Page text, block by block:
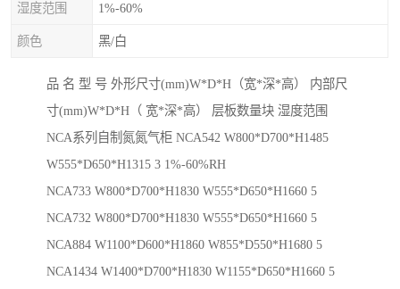
湿度范围 1%-60%
颜色 黑/白
品 名 型 号 外形尺寸(mm)W*D*H（宽*深*高） 内部尺
寸(mm)W*D*H（ 宽*深*高） 层板数量块 湿度范围
NCA系列自制氮氮气柜 NCA542 W800*D700*H1485
W555*D650*H1315 3 1%-60%RH
NCA733 W800*D700*H1830 W555*D650*H1660 5
NCA732 W800*D700*H1830 W555*D650*H1660 5
NCA884 W1100*D600*H1860 W855*D550*H1680 5
NCA1434 W1400*D700*H1830 W1155*D650*H1660 5